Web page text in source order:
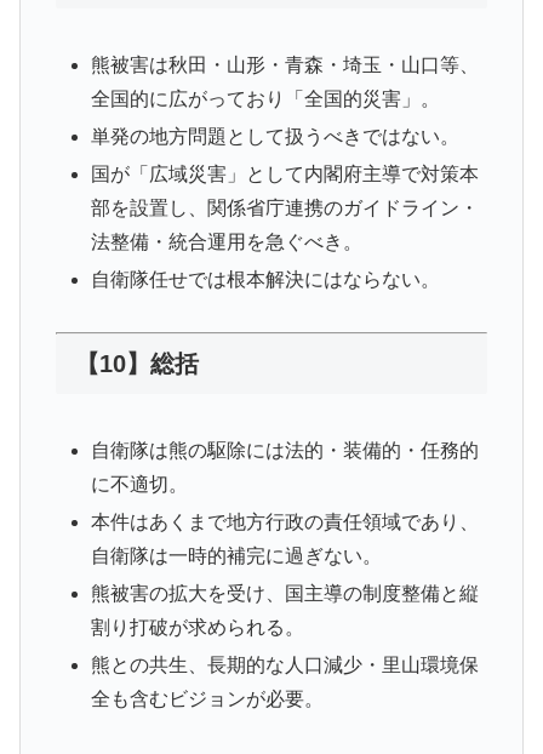
熊被害は秋田・山形・青森・埼玉・山口等、
全国的に広がっており「全国的災害」。
単発の地方問題として扱うべきではない。
国が「広域災害」として内閣府主導で対策本
部を設置し、関係省庁連携のガイドライン・
法整備・統合運用を急ぐべき。
自衛隊任せでは根本解決にはならない。
【10】総括
自衛隊は熊の駆除には法的・装備的・任務的
に不適切。
本件はあくまで地方行政の責任領域であり、
自衛隊は一時的補完に過ぎない。
熊被害の拡大を受け、国主導の制度整備と縦
割り打破が求められる。
熊との共生、長期的な人口減少・里山環境保
全も含むビジョンが必要。